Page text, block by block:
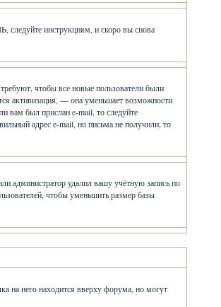
, следуйте инструкциям, и скоро вы снова
чтобы все новые пользователи были
активизация, — она уменьшает возможности
вам был прислан e-mail, то следуйте
адрес e-mail, но письма не получили, то
администратор удалил вашу учётную запись по
чтобы уменьшить размер базы
на него находится вверху форума, но могут